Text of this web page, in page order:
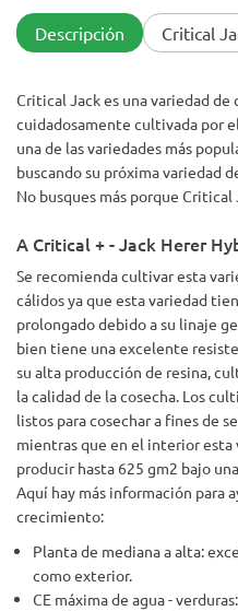
Descripción Critical
Critical Jack es una variedad
cuidadosamente cultivada por
una de las variedades más
buscando su próxima variedad
No busques más porque Critical
A Critical + - Jack Herer
Se recomienda cultivar esta
cálidos ya que esta variedad
prolongado debido a su linaje
bien tiene una excelente
su alta producción de resina,
la calidad de la cosecha. Los
listos para cosechar a fines de
mientras que en el interior esta
producir hasta 625 gm2 bajo
Aquí hay más información para
crecimiento:
Planta de mediana a alta:
como exterior.
CE máxima de agua -